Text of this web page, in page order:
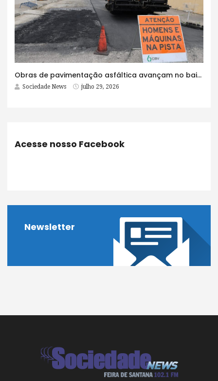
Obras de pavimentação asfáltica avançam no bairro Brasília e chegam a mais quatro ruas
Sociedade News julho 29, 2026
Acesse nosso Facebook
Newsletter